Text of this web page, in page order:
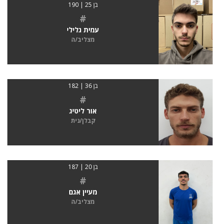
בן 25 | 190
#
עמית גלילי
מצליב/ה
בן 36 | 182
#
אור ליטיג
קבלן/נית
בן 20 | 187
#
מעיין אגם
מצליב/ה